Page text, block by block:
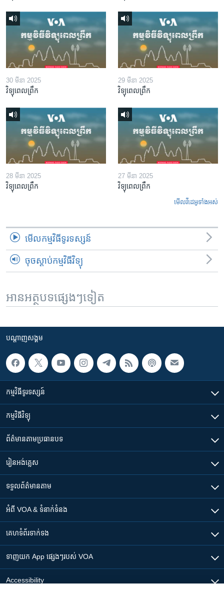
30 មីនា 2025
វិទ្យុពេលព្រឹក
29 មីនា 2025
វិទ្យុពេលព្រឹក
28 មីនា 2025
វិទ្យុពេលព្រឹក
27 មីនា 2025
វិទ្យុពេលព្រឹក
មើល​វីដេអូ​ទាំង​អស់
មើល​កម្មវិធី​ទូរទស្សន៍
ចុចស្តាប់កម្មវិធីវិទ្យុ
អានអត្ថបទផ្សេងៗទៀត
បណ្តាញ​សង្គម
កម្មវិធី​ទូរទស្សន៍
កម្មវិធី​វិទ្យុ
ព័ត៌មាន​តាមប្រធានបទ​
រៀន​​អង់គ្លេស
ទទួល​ព័ត៌មាន​តាម
អំពី​ VOA & ទំនាក់ទំនង
គេហទំព័រ​​ទាក់ទង
ទាញយក​ App ផ្សេងៗ​របស់​ VOA
Accessibility